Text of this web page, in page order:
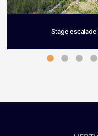
Stage
Grimpez sur le granit